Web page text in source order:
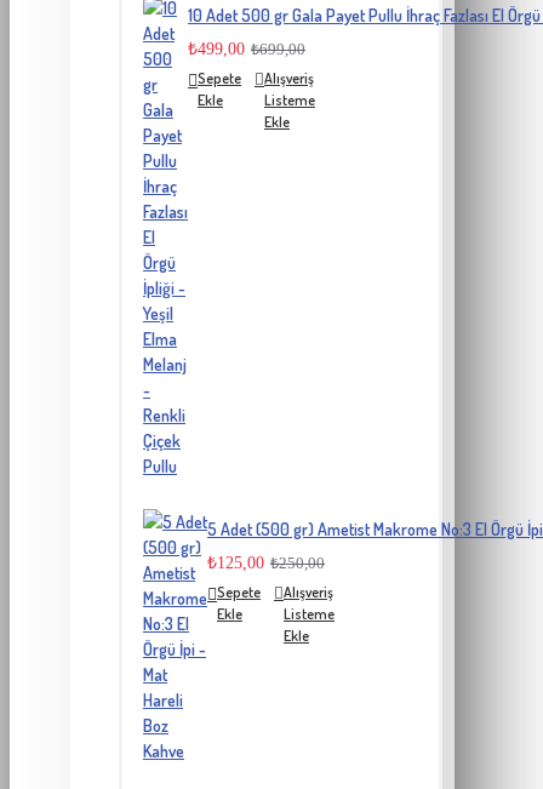
10 Adet 500 gr Gala Payet Pullu İhraç Fazlası El
₺499,00 ₺699,00
Sepete
Ekle
Alışveriş
Listeme
Ekle
5 Adet (500 gr) Ametist Makrome No:3 El Örgü
₺125,00 ₺250,00
Sepete
Ekle
Alışveriş
Listeme
Ekle